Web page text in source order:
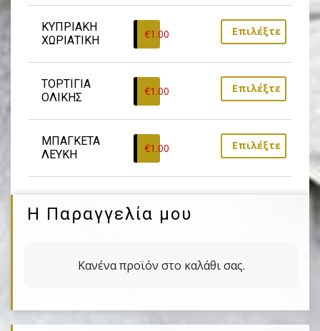
ΚΥΠΡΙΑΚΗ
ΧΩΡΙΑΤΙΚΗ
€1.00 Επιλέξτε
ΤΟΡΤΙΓΙΑ
ΟΛΙΚΗΣ
€1.00 Επιλέξτε
ΜΠΑΓΚΕΤΑ
ΛΕΥΚΗ
€1.00 Επιλέξτε
Η Παραγγελία μου
Κανένα προϊόν στο καλάθι σας.